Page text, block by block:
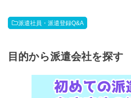
派遣社員・派遣登録Q&A
目的から派遣会社を探す